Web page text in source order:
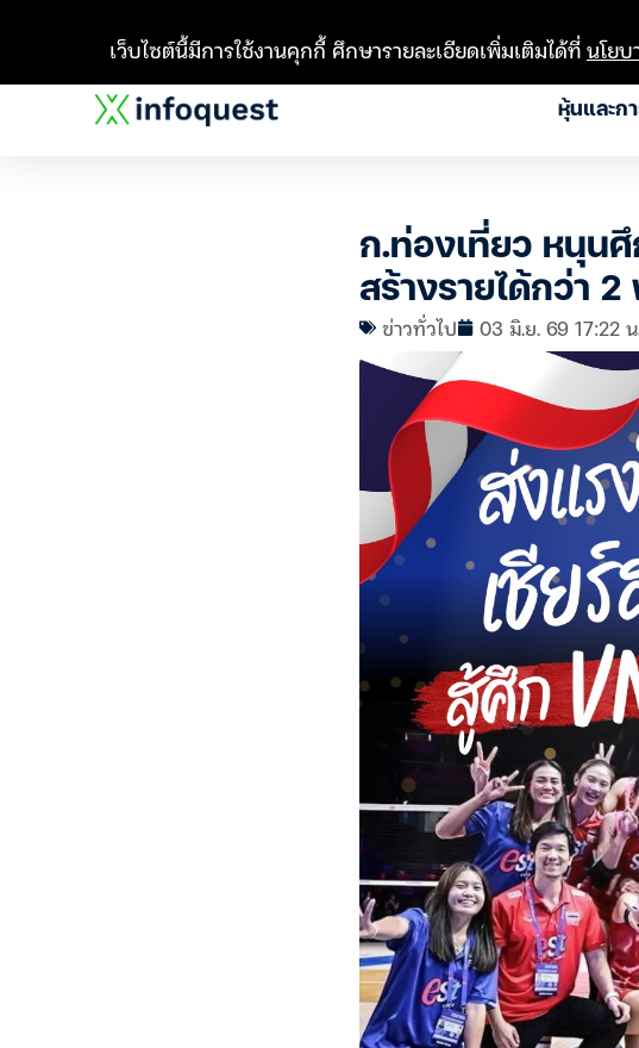
หุ้นและก
ก.ท่องเที่ยว หนุน
สร้างรายได้กว่า
ข่าวทั่วไป 03 มิ.ย. 69 17:22
เว็บไซต์นี้มีการใช้งานคุกกี้ ศึกษารายละเอียดเพิ่มเติมได้ที่นโย